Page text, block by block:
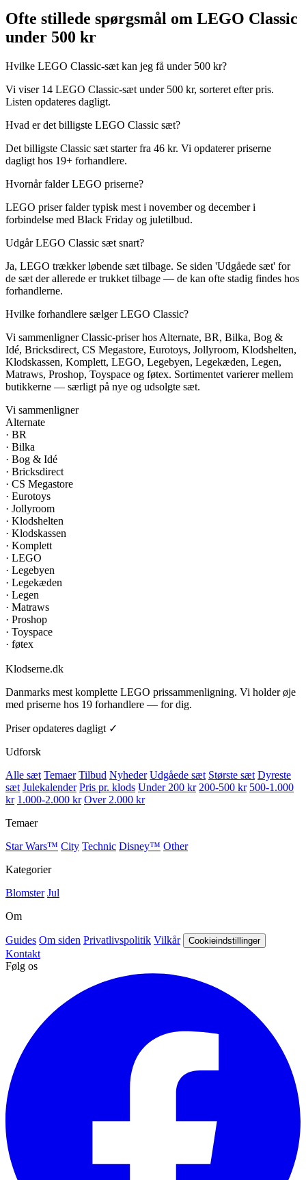
Ofte stillede spørgsmål om LEGO Classic
under 500 kr
Hvilke LEGO Classic-sæt kan jeg få under 500 kr?
Vi viser 14 LEGO Classic-sæt under 500 kr, sorteret efter pris.
Listen opdateres dagligt.
Hvad er det billigste LEGO Classic sæt?
Det billigste Classic sæt starter fra 46 kr. Vi opdaterer priserne
dagligt hos 19+ forhandlere.
Hvornår falder LEGO priserne?
LEGO priser falder typisk mest i november og december i
forbindelse med Black Friday og juletilbud.
Udgår LEGO Classic sæt snart?
Ja, LEGO trækker løbende sæt tilbage. Se siden 'Udgåede sæt' for
de sæt der allerede er trukket tilbage — de kan ofte stadig findes hos
forhandlerne.
Hvilke forhandlere sælger LEGO Classic?
Vi sammenligner Classic-priser hos Alternate, BR, Bilka, Bog &
Idé, Bricksdirect, CS Megastore, Eurotoys, Jollyroom, Klodshelten,
Klodskassen, Komplett, LEGO, Legebyen, Legekæden, Legen,
Matraws, Proshop, Toyspace og føtex. Sortimentet varierer mellem
butikkerne — særligt på nye og udsolgte sæt.
Vi sammenligner
Alternate
· BR
· Bilka
· Bog & Idé
· Bricksdirect
· CS Megastore
· Eurotoys
· Jollyroom
· Klodshelten
· Klodskassen
· Komplett
· LEGO
· Legebyen
· Legekæden
· Legen
· Matraws
· Proshop
· Toyspace
· føtex
Klodserne.dk
Danmarks mest komplette LEGO prissammenligning. Vi holder øje
med priserne hos 19 forhandlere — for dig.
Priser opdateres dagligt ✓
Udforsk
Alle sæt Temaer Tilbud Nyheder Udgåede sæt Største sæt Dyreste
sæt Julekalender Pris pr. klods Under 200 kr 200-500 kr 500-1.000
kr 1.000-2.000 kr Over 2.000 kr
Temaer
Star Wars™ City Technic Disney™ Other
Kategorier
Blomster Jul
Om
Guides Om siden Privatlivspolitik Vilkår Cookieindstillinger
Kontakt
Følg os